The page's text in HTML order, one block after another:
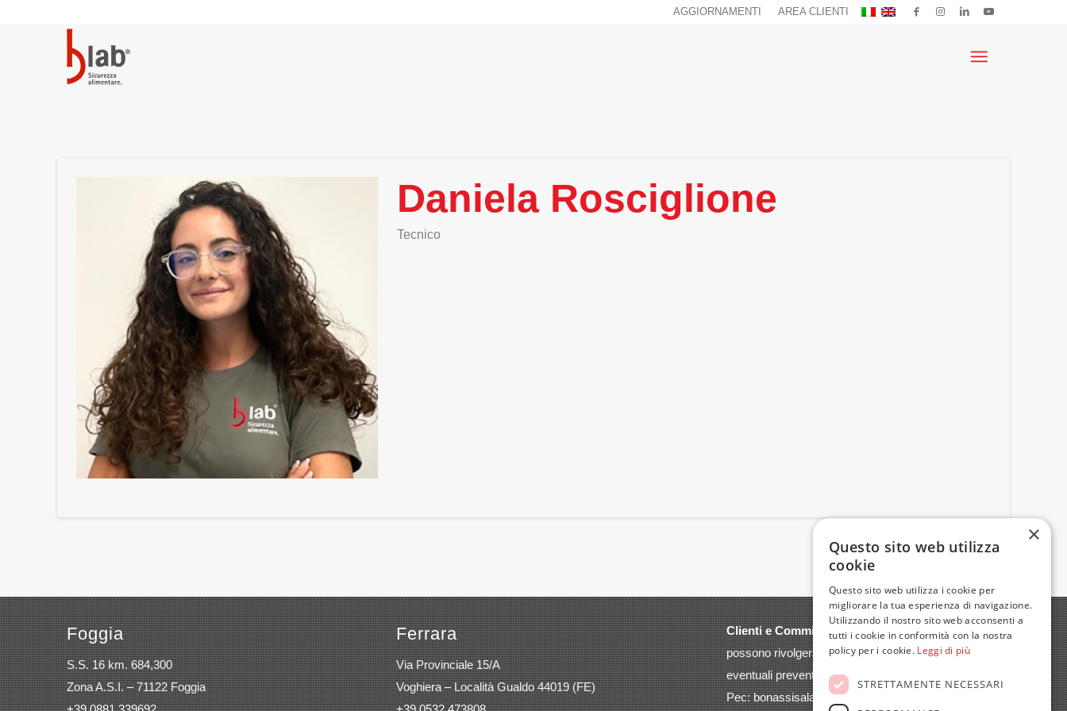
AGGIORNAMENTI AREA CLIENTI
Daniela Rosciglione
Tecnico
Foggia
S.S. 16 km. 684,300
Zona A.S.I. – 71122 Foggia
Ferrara
Via Provinciale 15/A
Voghiera – Località Gualdo 44019 (FE)
Clienti e Committentiper qualsiasi esigenza
possono rivolgersi adassistenza@bonassisa.it
eventuali preventivi acommerciale@bonassisa.it
Pec:bonassisalab@pec.it
×
Questo sito web utilizza
cookie
Questo sito web utilizza i cookie per
migliorare la tua esperienza di navigazione.
Utilizzando il nostro sito web acconsenti a
tutti i cookie in conformità con la nostra
policy per i cookie. Leggi di più
STRETTAMENTE NECESSARI